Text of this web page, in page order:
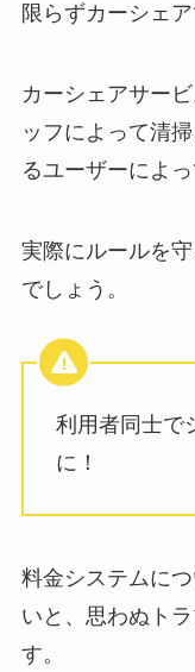
限らずカーシェ
カーシェアサー
ッフによって清
るユーザーによ
実際にルールを
でしょう。
利用者同士で
に！
料金システムに
いと、思わぬト
す。